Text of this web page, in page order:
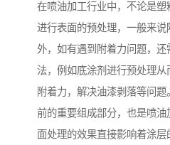
在喷油加工行业中，不论是
进行表面的预处理，一般来
外，如有遇到附着力问题，
法，例如底涂剂进行预处理
附着力，解决油漆剥落等问
前的重要组成部分，也是喷
面处理的效果直接影响着涂